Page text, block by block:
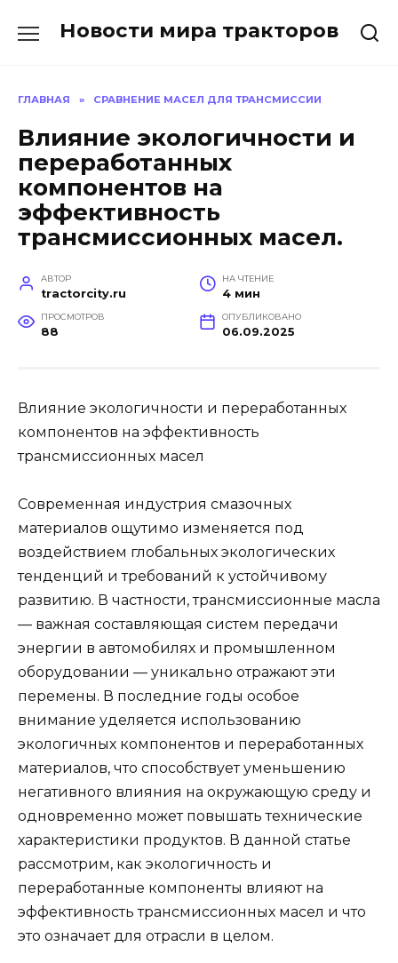
Новости мира тракторов
ГЛАВНАЯ » СРАВНЕНИЕ МАСЕЛ ДЛЯ ТРАНСМИССИИ
Влияние экологичности и
переработанных
компонентов на
эффективность
трансмиссионных масел.
АВТОР
tractorcity.ru
НА ЧТЕНИЕ
4 мин
ПРОСМОТРОВ
88
ОПУБЛИКОВАНО
06.09.2025
Влияние экологичности и переработанных
компонентов на эффективность
трансмиссионных масел
Современная индустрия смазочных
материалов ощутимо изменяется под
воздействием глобальных экологических
тенденций и требований к устойчивому
развитию. В частности, трансмиссионные масла
— важная составляющая систем передачи
энергии в автомобилях и промышленном
оборудовании — уникально отражают эти
перемены. В последние годы особое
внимание уделяется использованию
экологичных компонентов и переработанных
материалов, что способствует уменьшению
негативного влияния на окружающую среду и
одновременно может повышать технические
характеристики продуктов. В данной статье
рассмотрим, как экологичность и
переработанные компоненты влияют на
эффективность трансмиссионных масел и что
это означает для отрасли в целом.